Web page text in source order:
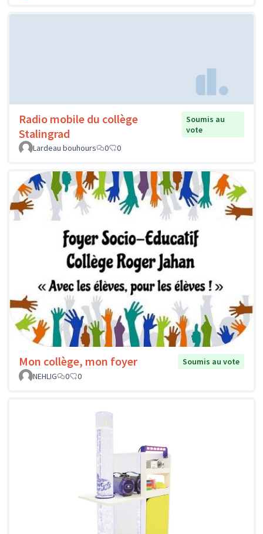
Radio mobile du collège
Stalingrad
Soumis au
vote
Lardeau bouhours
0 0
Mon collège, mon foyer
Soumis au vote
NEHLIG
0 0